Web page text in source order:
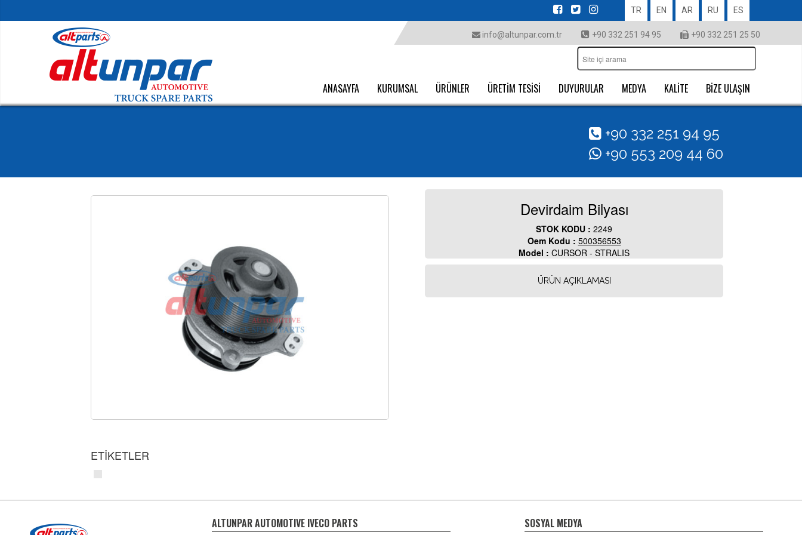
TR EN AR RU ES
info@altunpar.com.tr +90 332 251 94 95 +90 332 251 25 50
ANASAYFA KURUMSAL ÜRÜNLER ÜRETİM TESİSİ DUYURULAR MEDYA KALİTE BİZE ULAŞIN
+90 332 251 94 95
+90 553 209 44 60
Devirdaim Bilyası
STOK KODU : 2249
Oem Kodu : 500356553
Model : CURSOR - STRALIS
ÜRÜN AÇIKLAMASI
ETİKETLER
ALTUNPAR AUTOMOTIVE IVECO PARTS SOSYAL MEDYA